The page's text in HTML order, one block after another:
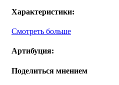
Характеристики:
Смотреть больше
Артибуция:
Поделиться мнением